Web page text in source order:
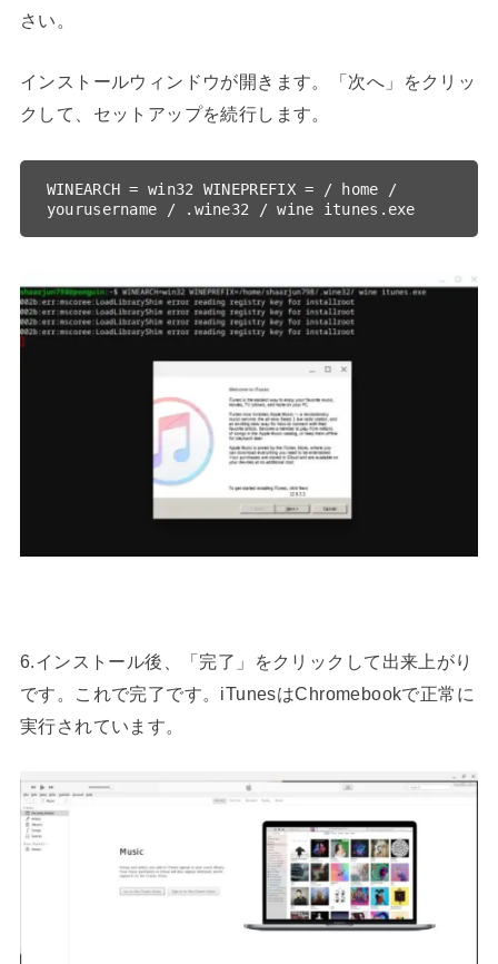
さい。
インストールウィンドウが開きます。「次へ」をクリッ
クして、セットアップを続行します。
WINEARCH = win32 WINEPREFIX = / home /
yourusername / .wine32 / wine itunes.exe
6.インストール後、「完了」をクリックして出来上がり
です。これで完了です。iTunesはChromebookで正常に
実行されています。